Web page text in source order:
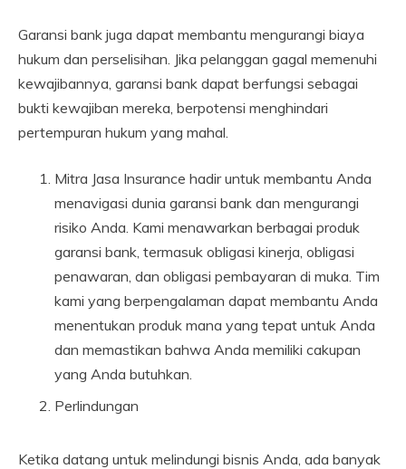
Garansi bank juga dapat membantu mengurangi biaya
hukum dan perselisihan. Jika pelanggan gagal memenuhi
kewajibannya, garansi bank dapat berfungsi sebagai
bukti kewajiban mereka, berpotensi menghindari
pertempuran hukum yang mahal.
Mitra Jasa Insurance hadir untuk membantu Anda
menavigasi dunia garansi bank dan mengurangi
risiko Anda. Kami menawarkan berbagai produk
garansi bank, termasuk obligasi kinerja, obligasi
penawaran, dan obligasi pembayaran di muka. Tim
kami yang berpengalaman dapat membantu Anda
menentukan produk mana yang tepat untuk Anda
dan memastikan bahwa Anda memiliki cakupan
yang Anda butuhkan.
Perlindungan
Ketika datang untuk melindungi bisnis Anda, ada banyak